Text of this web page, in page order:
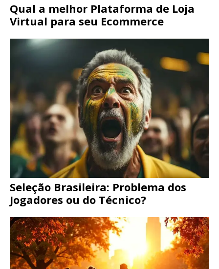
Qual a melhor Plataforma de Loja
Virtual para seu Ecommerce
Seleção Brasileira: Problema dos
Jogadores ou do Técnico?